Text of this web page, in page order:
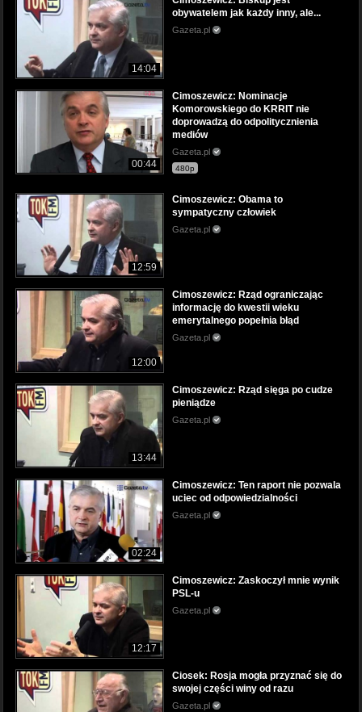
14:04
obywatelem jak każdy inny, ale...
Gazeta.pl
00:44
Cimoszewicz: Nominacje
Komorowskiego do KRRIT nie
doprowadzą do odpolitycznienia
mediów
Gazeta.pl
480p
12:59
Cimoszewicz: Obama to
sympatyczny człowiek
Gazeta.pl
12:00
Cimoszewicz: Rząd ograniczając
informację do kwestii wieku
emerytalnego popełnia błąd
Gazeta.pl
13:44
Cimoszewicz: Rząd sięga po cudze
pieniądze
Gazeta.pl
02:24
Cimoszewicz: Ten raport nie pozwala
uciec od odpowiedzialności
Gazeta.pl
12:17
Cimoszewicz: Zaskoczył mnie wynik
PSL-u
Gazeta.pl
Ciosek: Rosja mogła przyznać się do
swojej części winy od razu
Gazeta.pl